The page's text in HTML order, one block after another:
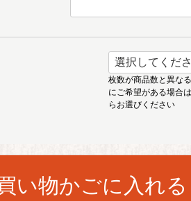
い物かごに入れる
枚数が商品数と異な
にご希望がある場合は
らお選びください